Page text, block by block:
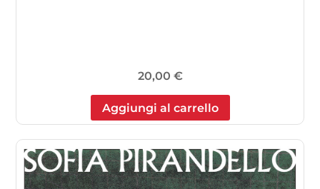
20,00 €
Aggiungi al carrello